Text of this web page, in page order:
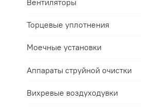
Торцевые уплотнения
Моечные установки
Аппараты струйной очистки
Вихревые воздуходувки